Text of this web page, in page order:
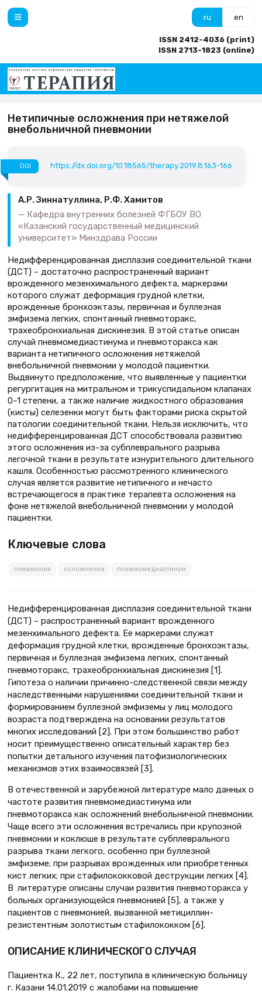
ru en
ISSN 2412-4036 (print)
ISSN 2713-1823 (online)
Нетипичные осложнения при нетяжелой
внебольничной пневмонии
DOI https://dx.doi.org/10.18565/therapy.2019.8.163-166
А.Р. Зиннатуллина, Р.Ф. Хамитов
Кафедра внутренних болезней ФГБОУ ВО
«Казанский государственный медицинский
университет» Минздрава России
Недифференцированная дисплазия соединительной ткани
(ДСТ) – достаточно распространенный вариант
врожденного мезенхимального дефекта, маркерами
которого служат деформация грудной клетки,
врожденные бронхоэктазы, первичная и буллезная
эмфизема легких, спонтанный пневмоторакс,
трахеобронхиальная дискинезия. В этой статье описан
случай пневмомедиастинума и пневмоторакса как
варианта нетипичного осложнения нетяжелой
внебольничной пневмонии у молодой пациентки.
Выдвинуто предположение, что выявленные у пациентки
регургитация на митральном и трикуспидальном клапанах
0–1 степени, а также наличие жидкостного образования
(кисты) селезенки могут быть факторами риска скрытой
патологии соединительной ткани. Нельзя исключить, что
недифференцированная ДСТ способствовала развитию
этого осложнения из-за субплеврального разрыва
легочной ткани в результате изнурительного длительного
кашля. Особенностью рассмотренного клинического
случая является развитие нетипичного и нечасто
встречающегося в практике терапевта осложнения на
фоне нетяжелой внебольничной пневмонии у молодой
пациентки.
Ключевые слова
пневмония осложнения пневмомедиастинум
Недифференцированная дисплазия соединительной ткани
(ДСТ) – распространенный вариант врожденного
мезенхимального дефекта. Ее маркерами служат
деформация грудной клетки, врожденные бронхоэктазы,
первичная и буллезная эмфизема легких, спонтанный
пневмоторакс, трахеобронхиальная дискинезия [1].
Гипотеза о наличии причинно-следственной связи между
наследственными нарушениями соединительной ткани и
формированием буллезной эмфиземы у лиц молодого
возраста подтверждена на основании результатов
многих исследований [2]. При этом большинство работ
носит преимущественно описательный характер без
попытки детального изучения патофизиологических
механизмов этих взаимосвязей [3].
В отечественной и зарубежной литературе мало данных о
частоте развития пневмомедиастинума или
пневмоторакса как осложнений внебольничной пневмонии.
Чаще всего эти осложнения встречались при крупозной
пневмонии и коклюше в результате субплеврального
разрыва ткани легкого, особенно при буллезной
эмфиземе; при разрывах врожденных или приобретенных
кист легких; при стафилококковой деструкции легких [4].
В литературе описаны случаи развития пневмоторакса у
больных организующейся пневмонией [5], а также у
пациентов с пневмонией, вызванной метициллин-
резистентным золотистым стафилококком [6].
ОПИСАНИЕ КЛИНИЧЕСКОГО СЛУЧАЯ
Пациентка К., 22 лет, поступила в клиническую больницу
г. Казани 14.01.2019 с жалобами на повышение